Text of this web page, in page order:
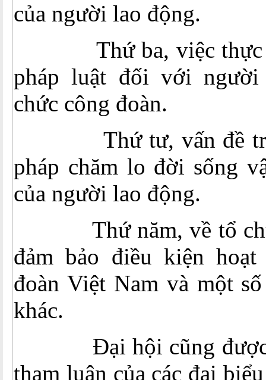
của người lao động.
Thứ ba, việc thực
pháp luật đối với
chức công đoàn.
Thứ tư, vấn đề
pháp chăm lo đời sống
của người lao động.
Thứ năm, về tổ
đảm bảo điều kiện
đoàn Việt Nam và một
khác.
Đại hội cũng được
tham luận của các đại